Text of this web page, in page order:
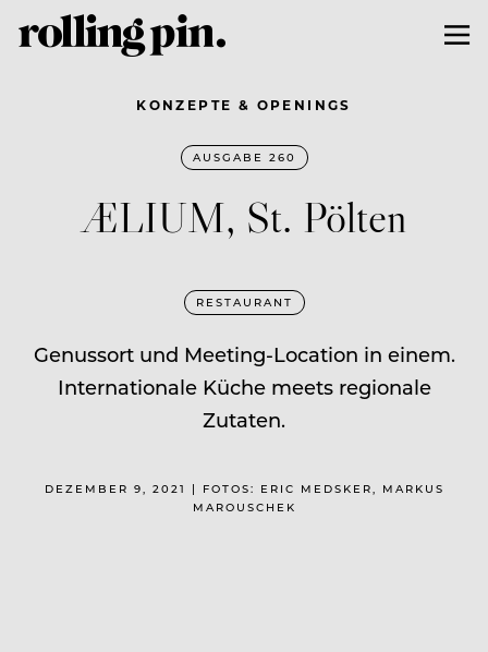
KONZEPTE & OPENINGS
AUSGABE 260
ÆLIUM, St. Pölten
RESTAURANT
Genussort und Meeting-Location in einem.
Internationale Küche meets regionale
Zutaten.
DEZEMBER 9, 2021 | FOTOS: ERIC MEDSKER, MARKUS
MAROUSCHEK